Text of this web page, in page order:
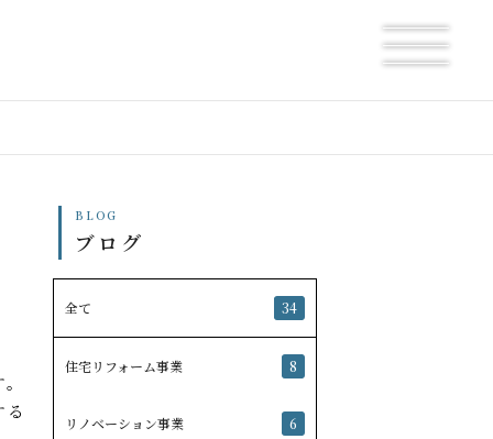
BLOG
ブログ
全て 34
住宅リフォーム事業 8
リノベーション事業 6